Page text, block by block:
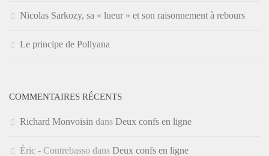
Nicolas Sarkozy, sa « lueur » et son raisonnement à rebours
Le principe de Pollyana
COMMENTAIRES RÉCENTS
Richard Monvoisin dans Deux confs en ligne
Éric - Contrebasso dans Deux confs en ligne